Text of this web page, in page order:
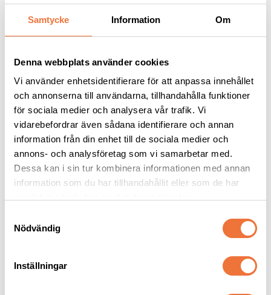
Samtycke Information Om
Denna webbplats använder cookies
Vi använder enhetsidentifierare för att anpassa innehållet
och annonserna till användarna, tillhandahålla funktioner
för sociala medier och analysera vår trafik. Vi
vidarebefordrar även sådana identifierare och annan
information från din enhet till de sociala medier och
annons- och analysföretag som vi samarbetar med.
Dessa kan i sin tur kombinera informationen med annan
information som du har tillhandahållit eller som de har
Nödvändig
Inställningar
Andra köpte även
Vetbed Retro -
Grå/svart/vit
119kr
Vetbed Highland Cattle
- brun